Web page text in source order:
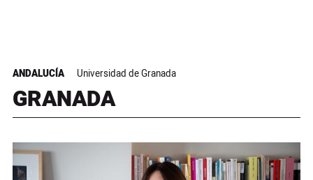
ANDALUCÍA Universidad de Granada
GRANADA